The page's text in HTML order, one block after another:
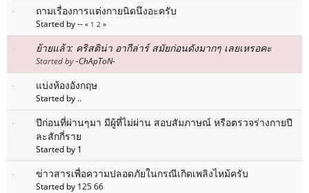
ถามเรื่องการแต่งกายนิดนึงอะครับ
Started by -- « 1 2 »
ย้ายแล้ว: คริสติน่า อากีล่าร์ สมัยก่อนดังมากๆ เลยเหรอคะ
Started by-ChApToN-
แบ่งห้องอังกฤษ
Started by ..
ปีก่อนที่ผ่านๆมา มีผู้ที่ไม่ผ่าน สอบสัมภาษณ์ หรือตรวจร่างกายปี
ละสักกี่ราย
Started by 1
ข่าวสารเพื่อความปลอดภัยในกรณีเกิดเพลิงไหม้ครับ
Started by 125 66